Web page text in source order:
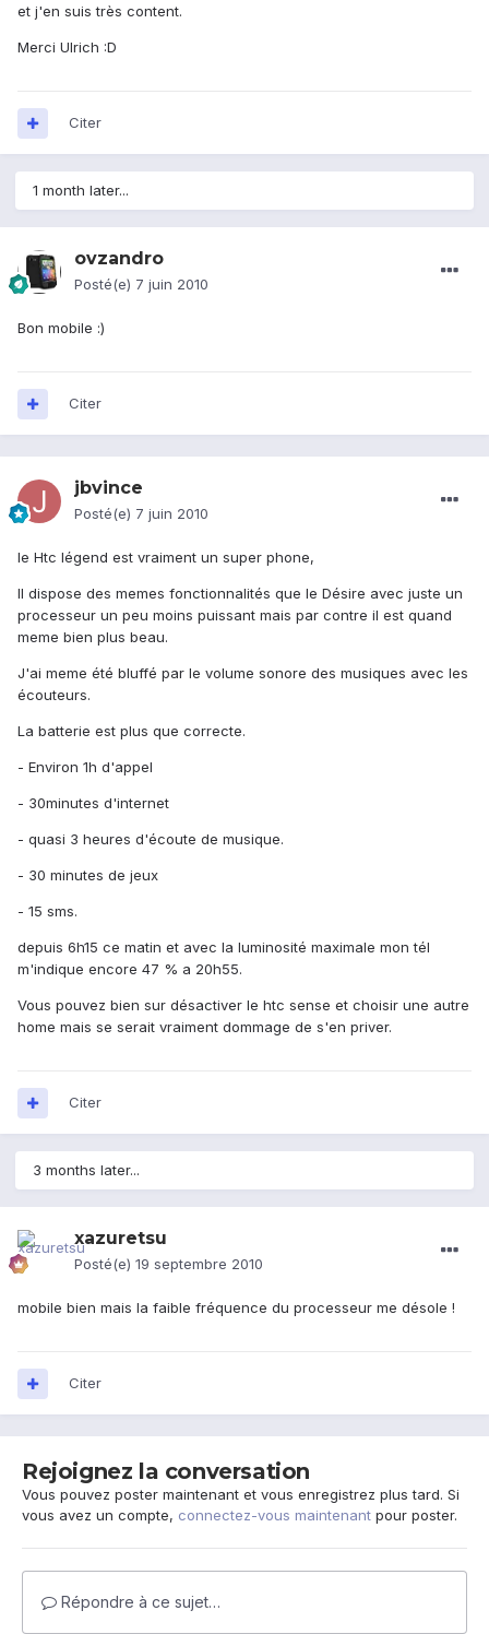
et j'en suis très content.
Merci Ulrich :D
Citer
1 month later...
ovzandro
Posté(e) 7 juin 2010
Bon mobile :)
Citer
jbvince
Posté(e) 7 juin 2010
le Htc légend est vraiment un super phone,
Il dispose des memes fonctionnalités que le Désire avec juste un
processeur un peu moins puissant mais par contre il est quand
meme bien plus beau.
J'ai meme été bluffé par le volume sonore des musiques avec les
écouteurs.
La batterie est plus que correcte.
- Environ 1h d'appel
- 30minutes d'internet
- quasi 3 heures d'écoute de musique.
- 30 minutes de jeux
- 15 sms.
depuis 6h15 ce matin et avec la luminosité maximale mon tél
m'indique encore 47 % a 20h55.
Vous pouvez bien sur désactiver le htc sense et choisir une autre
home mais se serait vraiment dommage de s'en priver.
Citer
3 months later...
xazuretsu
Posté(e) 19 septembre 2010
mobile bien mais la faible fréquence du processeur me désole !
Citer
Rejoignez la conversation
Vous pouvez poster maintenant et vous enregistrez plus tard. Si
vous avez un compte, connectez-vous maintenant pour poster.
Répondre à ce sujet…